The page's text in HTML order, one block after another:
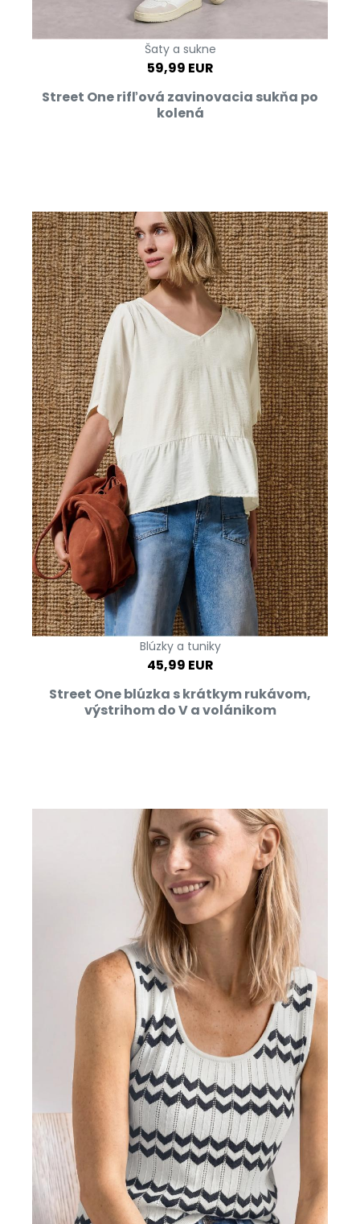
Šaty a sukne
59,99 EUR
Street One rifľová zavinovacia sukňa po
kolená
Blúzky a tuniky
45,99 EUR
Street One blúzka s krátkym rukávom,
výstrihom do V a volánikom